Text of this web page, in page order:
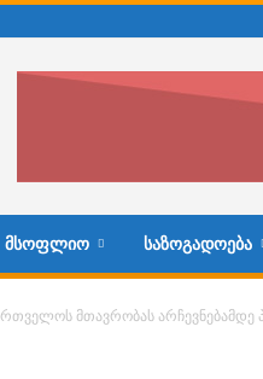
ᲛᲡᲝᲤᲚᲘᲝ ᲡᲐᲖᲝᲒᲐᲓᲝᲔᲑᲐ
მთავრობას